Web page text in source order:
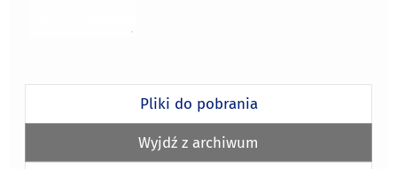
Pliki do pobrania
Wyjdź z archiwum